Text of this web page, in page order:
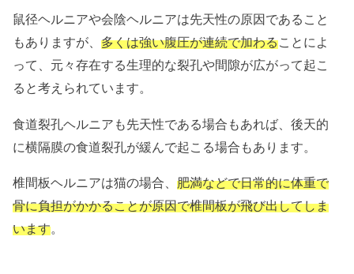
鼠径ヘルニアや会陰ヘルニアは先天性の原因であること
もありますが、多くは強い腹圧が連続で加わることによ
って、元々存在する生理的な裂孔や間隙が広がって起こ
ると考えられています。
食道裂孔ヘルニアも先天性である場合もあれば、後天的
に横隔膜の食道裂孔が緩んで起こる場合もあります。
椎間板ヘルニアは猫の場合、肥満などで日常的に体重で
骨に負担がかかることが原因で椎間板が飛び出してしま
います。